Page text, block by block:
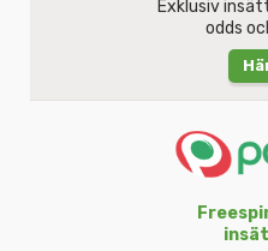
Exklusiv
odds